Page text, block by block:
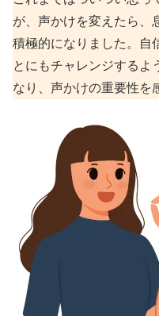
が、声かけを変えたら、
積極的になりました。自
とにもチャレンジするよ
なり、声かけの重要性を